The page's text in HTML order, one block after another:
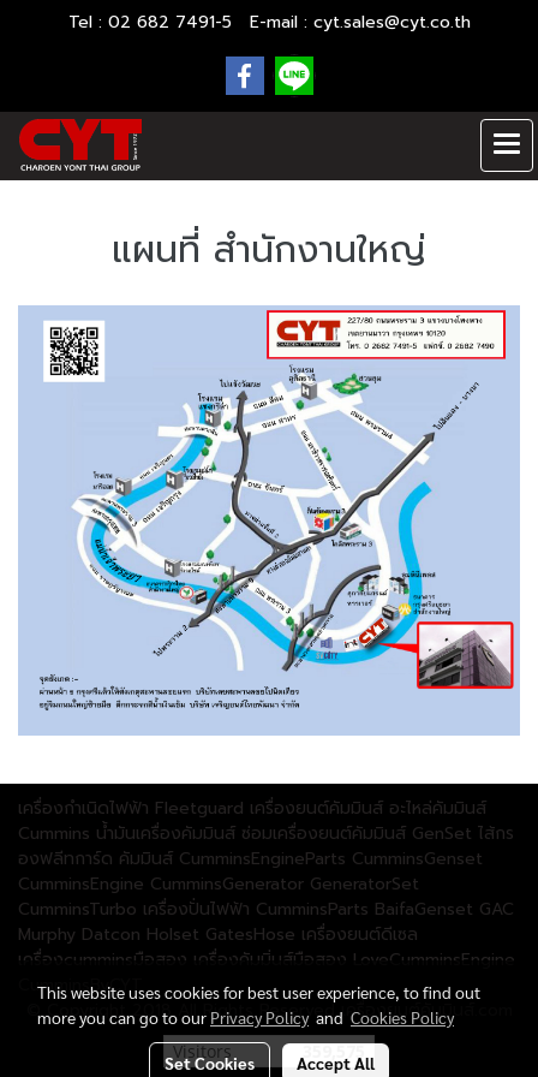
Tel : 02 682 7491-5 E-mail : cyt.sales@cyt.co.th
แผนที่ สำนักงานใหญ่
เครื่องกำเนิดไฟฟ้า Fleetguard เครื่องยนต์คัมมินส์ อะไหล่คัมมินส์
Cummins น้ำมันเครื่องคัมมินส์ ซ่อมเครื่องยนต์คัมมินส์ GenSet ไส้กร
องฟลีทการ์ด คัมมินส์ CumminsEngineParts CumminsGenset
CumminsEngine CumminsGenerator GeneratorSet
CumminsTurbo เครื่องปั่นไฟฟ้า CumminsParts BaifaGenset GAC
Murphy Datcon Holset GatesHose เครื่องยนต์ดีเซล
เครื่องcumminsมือสอง เครื่องคัมมิ่นส์มือสอง LoveCumminsEngine
CumminsByCYT
© Copyright 2018 All Rights Reserved เครื่องยนต์คัมมินส์.com
Visitors
This website uses cookies for best user experience, to find out
more you can go to our Privacy Policyand Cookies Policy
Set Cookies Accept All